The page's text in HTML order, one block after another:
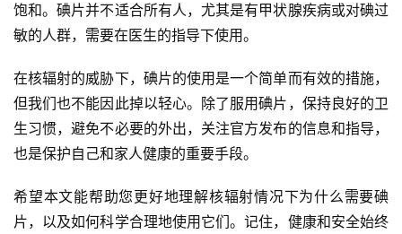
饱和。碘片并不适合所有人，尤其是有甲状腺疾病或对碘过
敏的人群，需要在医生的指导下使用。
在核辐射的威胁下，碘片的使用是一个简单而有效的措施，
但我们也不能因此掉以轻心。除了服用碘片，保持良好的卫
生习惯，避免不必要的外出，关注官方发布的信息和指导，
也是保护自己和家人健康的重要手段。
希望本文能帮助您更好地理解核辐射情况下为什么需要碘
片，以及如何科学合理地使用它们。记住，健康和安全始终